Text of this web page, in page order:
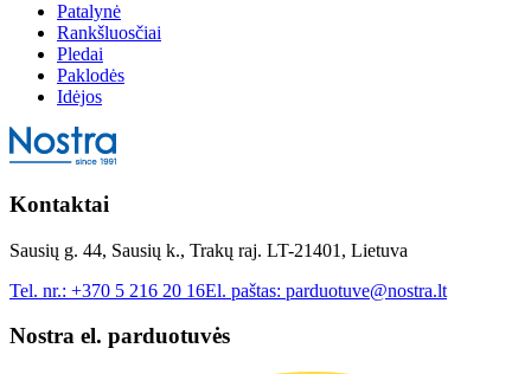
Patalynė
Rankšluosčiai
Pledai
Paklodės
Idėjos
Kontaktai
Sausių g. 44, Sausių k., Trakų raj. LT-21401, Lietuva
Tel. nr.: +370 5 216 20 16El. paštas: parduotuve@nostra.lt
Nostra el. parduotuvės